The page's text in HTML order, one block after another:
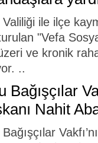
Valiliği ile ilçe
"Vefa
ve kronik
..
Bağışçılar
Nahit